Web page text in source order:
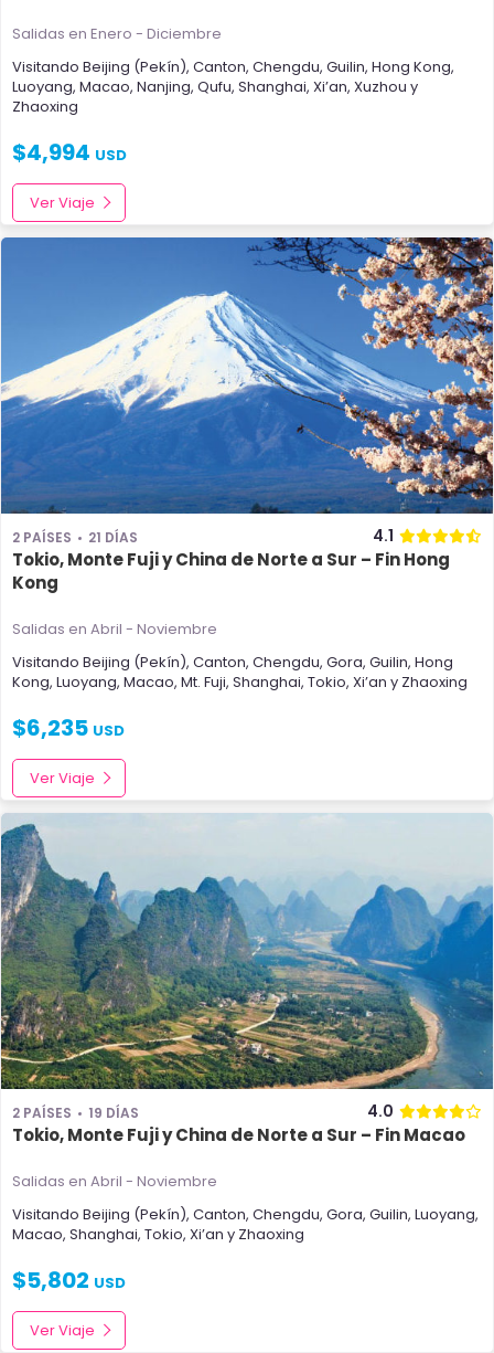
Salidas en Enero - Diciembre
Visitando Beijing (Pekín), Canton, Chengdu, Guilin, Hong Kong,
Luoyang, Macao, Nanjing, Qufu, Shanghai, Xi’an, Xuzhou y
Zhaoxing
$4,994 USD
Ver Viaje
2 PAÍSES 21 DÍAS 4.1
Tokio, Monte Fuji y China de Norte a Sur – Fin Hong
Kong
Salidas en Abril - Noviembre
Visitando Beijing (Pekín), Canton, Chengdu, Gora, Guilin, Hong
Kong, Luoyang, Macao, Mt. Fuji, Shanghai, Tokio, Xi’an y Zhaoxing
$6,235 USD
Ver Viaje
2 PAÍSES 19 DÍAS 4.0
Tokio, Monte Fuji y China de Norte a Sur – Fin Macao
Salidas en Abril - Noviembre
Visitando Beijing (Pekín), Canton, Chengdu, Gora, Guilin, Luoyang,
Macao, Shanghai, Tokio, Xi’an y Zhaoxing
$5,802 USD
Ver Viaje